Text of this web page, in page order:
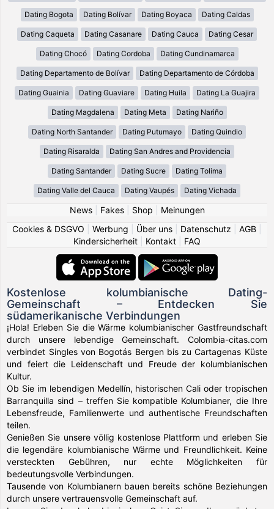
Dating Bogota Dating Bolívar Dating Boyaca Dating Caldas
Dating Caqueta Dating Casanare Dating Cauca Dating Cesar
Dating Chocó Dating Cordoba Dating Cundinamarca
Dating Departamento de Bolívar Dating Departamento de Córdoba
Dating Guainia Dating Guaviare Dating Huila Dating La Guajira
Dating Magdalena Dating Meta Dating Nariño
Dating North Santander Dating Putumayo Dating Quindio
Dating Risaralda Dating San Andres and Providencia
Dating Santander Dating Sucre Dating Tolima
Dating Valle del Cauca Dating Vaupés Dating Vichada
News| Fakes| Shop
Meinungen
Cookies & DSGVO
Werbung Über uns Datenschutz AGB
Kindersicherheit
Kontakt FAQ
Kostenlose kolumbianische Dating-
Gemeinschaft – Entdecken Sie
südamerikanische Verbindungen
¡Hola! Erleben Sie die Wärme kolumbianischer Gastfreundschaft
durch unsere lebendige Gemeinschaft. Colombia-citas.com
verbindet Singles von Bogotás Bergen bis zu Cartagenas Küste
und feiert die Leidenschaft und Freude der kolumbianischen
Kultur.
Ob Sie im lebendigen Medellín, historischen Cali oder tropischen
Barranquilla sind – treffen Sie kompatible Kolumbianer, die Ihre
Lebensfreude, Familienwerte und authentische Freundschaften
teilen.
Genießen Sie unsere völlig kostenlose Plattform und erleben Sie
die legendäre kolumbianische Wärme und Freundlichkeit. Keine
versteckten Gebühren, nur echte Möglichkeiten für
bedeutungsvolle Verbindungen.
Tausende von Kolumbianern bauen bereits schöne Beziehungen
durch unsere vertrauensvolle Gemeinschaft auf.